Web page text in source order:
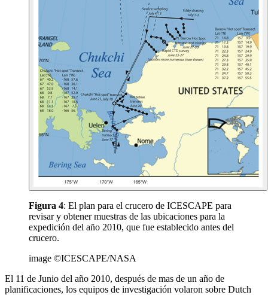
Figura 4: El plan para el crucero de ICESCAPE para
revisar y obtener muestras de las ubicaciones para la
expedición del año 2010, que fue establecido antes del
crucero.
image ©ICESCAPE/NASA
El 11 de Junio del año 2010, después de mas de un año de
planificaciones, los equipos de investigación volaron sobre Dutch